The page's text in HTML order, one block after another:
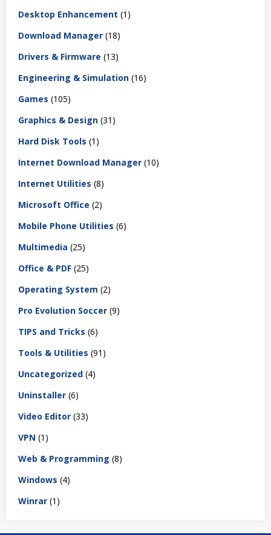
Desktop Enhancement (1)
Download Manager (18)
Drivers & Firmware (13)
Engineering & Simulation (16)
Games (105)
Graphics & Design (31)
Hard Disk Tools (1)
Internet Download Manager (10)
Internet Utilities (8)
Microsoft Office (2)
Mobile Phone Utilities (6)
Multimedia (25)
Office & PDF (25)
Operating System (2)
Pro Evolution Soccer (9)
TIPS and Tricks (6)
Tools & Utilities (91)
Uncategorized (4)
Uninstaller (6)
Video Editor (33)
VPN (1)
Web & Programming (8)
Windows (4)
Winrar (1)